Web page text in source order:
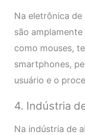
Na eletrônica
são
como mouses,
smartphones,
usuário e o
4. Indústria
Na indústria de